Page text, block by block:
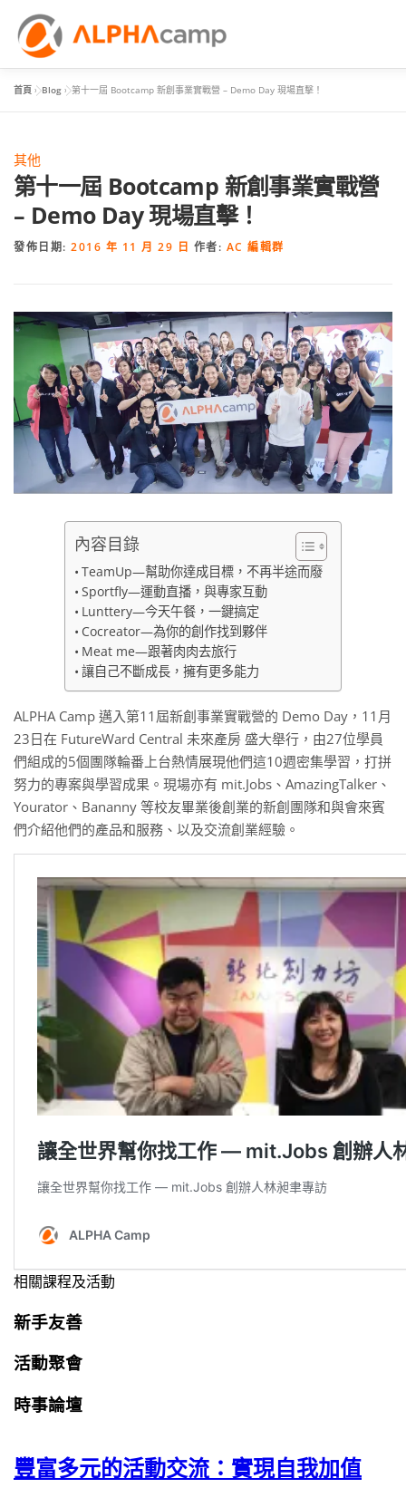
首頁 »Blog »第十一屆 Bootcamp 新創事業實戰營 – Demo Day 現場直擊！
其他
第十一屆 Bootcamp 新創事業實戰營
– Demo Day 現場直擊！
發佈日期: 2016 年 11 月 29 日 作者: AC 編輯群
內容目錄
TeamUp—幫助你達成目標，不再半途而廢
Sportfly—運動直播，與專家互動
Lunttery—今天午餐，一鍵搞定
Cocreator—為你的創作找到夥伴
Meat me—跟著肉肉去旅行
讓自己不斷成長，擁有更多能力
ALPHA Camp 邁入第11屆新創事業實戰營的 Demo Day，11月
23日在 FutureWard Central 未來產房 盛大舉行，由27位學員
們組成的5個團隊輪番上台熱情展現他們這10週密集學習，打拼
努力的專案與學習成果。現場亦有 mit.Jobs、AmazingTalker、
Yourator、Bananny 等校友畢業後創業的新創團隊和與會來賓
們介紹他們的產品和服務、以及交流創業經驗。